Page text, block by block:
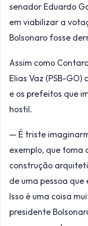
senador Eduardo
em viabilizar a
Bolsonaro fosse
Assim como
Elias Vaz (PSB-
e os prefeitos que
hostil.
— É triste
exemplo, que toma
construção
de uma pessoa
Isso é uma coisa
presidente